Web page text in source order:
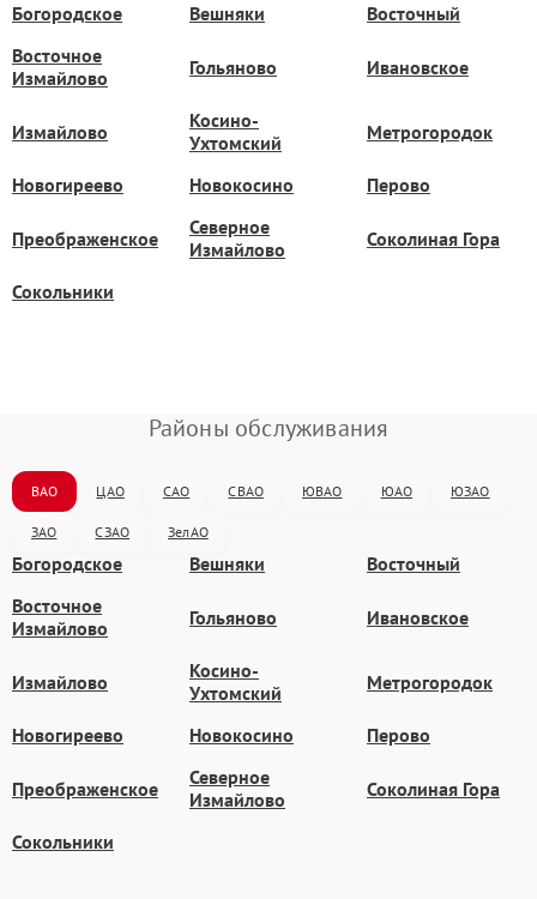
Богородское Вешняки
Восточный
Восточное
Измайлово
Гольяново Ивановское
Измайлово
Косино-
Ухтомский
Метрогородок
Новогиреево Новокосино Перово
Преображенское
Северное
Измайлово
Соколиная Гора
Сокольники
Районы обслуживания
ВАО ЦАО САО СВАО ЮВАО ЮАО ЮЗАО
ЗАО СЗАО ЗелАО
Богородское Вешняки
Восточный
Восточное
Измайлово
Гольяново Ивановское
Измайлово
Косино-
Ухтомский
Метрогородок
Новогиреево Новокосино Перово
Преображенское
Северное
Измайлово
Соколиная Гора
Сокольники